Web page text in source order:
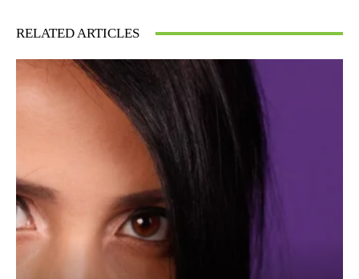
RELATED ARTICLES